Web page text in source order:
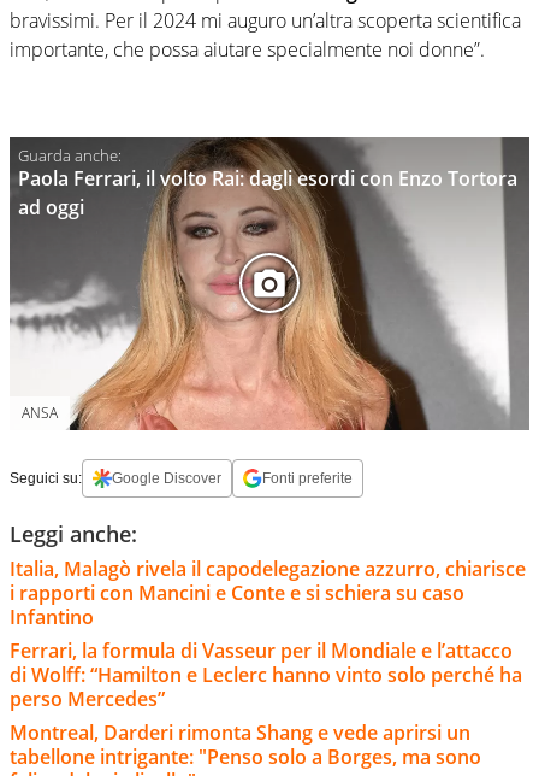
bravissimi. Per il 2024 mi auguro un’altra scoperta scientifica
importante, che possa aiutare specialmente noi donne”.
Paola Ferrari, il volto Rai: dagli esordi con Enzo Tortora
ad oggi
ANSA
Seguici su: Google Discover Fonti preferite
Leggi anche:
Italia, Malagò rivela il capodelegazione azzurro, chiarisce
i rapporti con Mancini e Conte e si schiera su caso
Infantino
Ferrari, la formula di Vasseur per il Mondiale e l’attacco
di Wolff: “Hamilton e Leclerc hanno vinto solo perché ha
perso Mercedes”
Montreal, Darderi rimonta Shang e vede aprirsi un
tabellone intrigante: "Penso solo a Borges, ma sono